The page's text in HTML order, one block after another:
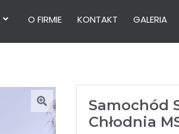
O FIRMIE KONTAKT GALERIA
Samochód
Chłodnia